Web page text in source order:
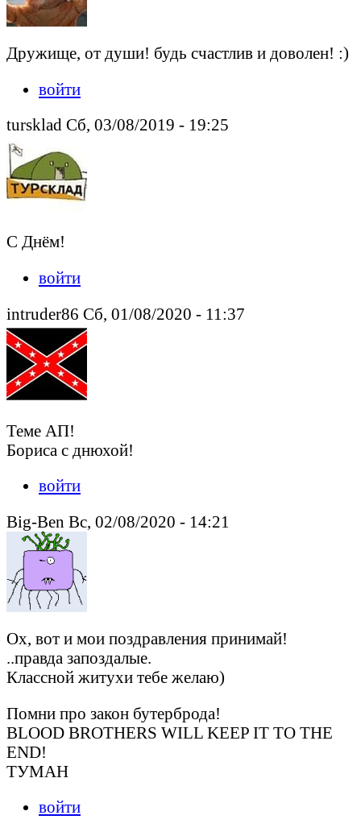
Дружище, от души! будь счастлив и доволен! :)
войти
tursklad Сб, 03/08/2019 - 19:25
С Днём!
войти
intruder86 Сб, 01/08/2020 - 11:37
Теме АП!
Бориса с днюхой!
войти
Big-Ben Вс, 02/08/2020 - 14:21
Ох, вот и мои поздравления принимай!
..правда запоздалые.
Классной житухи тебе желаю)
Помни про закон бутерброда!
BLOOD BROTHERS WILL KEEP IT TO THE
END!
ТУМАН
войти